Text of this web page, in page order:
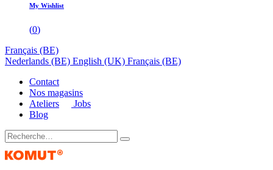
My Wishlist
(0)
Français (BE)
Nederlands (BE) English (UK) Français (BE)
Contact
Nos magasins
Ateliers
Jobs
Blog